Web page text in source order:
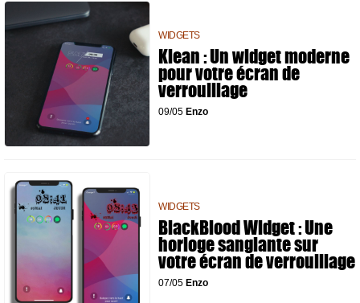
WIDGETS
Klean : Un widget moderne
pour votre écran de
verrouillage
09/05 Enzo
WIDGETS
BlackBlood Widget : Une
horloge sanglante sur
votre écran de verrouillage
07/05 Enzo